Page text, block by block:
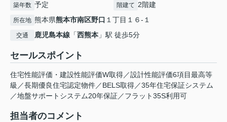
築年数 予定 階建て 2階建
所在地 熊本県熊本市南区野口 １丁目１６-１
交通 鹿児島本線 「西熊本 」駅 徒歩5分
セールスポイント
住宅性能評価・建設性能評価W取得／設計性能評価6項目最高等
級／長期優良住宅認定物件／BELS取得／35年住宅保証システム
／地盤サポートシステム20年保証／フラット35S利用可
担当者のコメント